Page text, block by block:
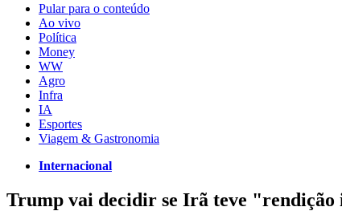
Pular para o conteúdo
Ao vivo
Política
Money
WW
Agro
Infra
IA
Esportes
Viagem & Gastronomia
Internacional
Trump vai decidir se Irã teve